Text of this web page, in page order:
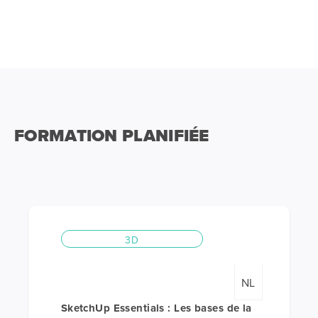
FORMATION PLANIFIÉE
3D
NL
SketchUp Essentials : Les bases de la